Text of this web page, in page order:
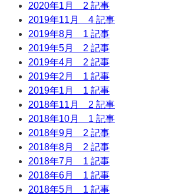
2020年1月 2 記事
2019年11月 4 記事
2019年8月 1 記事
2019年5月 2 記事
2019年4月 2 記事
2019年2月 1 記事
2019年1月 1 記事
2018年11月 2 記事
2018年10月 1 記事
2018年9月 2 記事
2018年8月 2 記事
2018年7月 1 記事
2018年6月 1 記事
2018年5月 1 記事